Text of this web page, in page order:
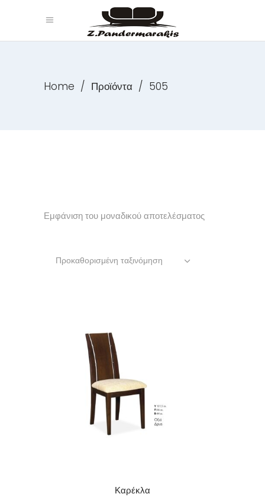
Home / Προϊόντα / 505
Εμφάνιση του μοναδικού αποτελέσματος
Προκαθορισμένη ταξινόμηση
Καρέκλα